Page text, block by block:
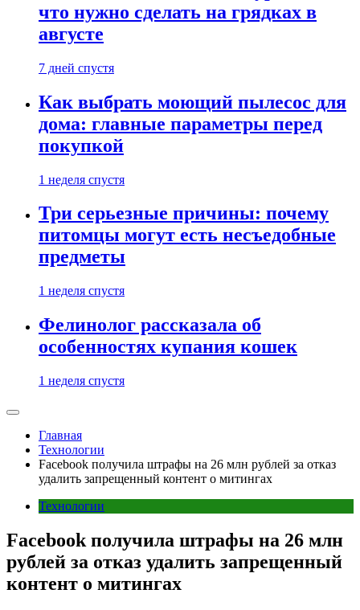
что нужно сделать на грядках в
августе
7 дней спустя
Как выбрать моющий пылесос для
дома: главные параметры перед
покупкой
1 неделя спустя
Три серьезные причины: почему
питомцы могут есть несъедобные
предметы
1 неделя спустя
Фелинолог рассказала об
особенностях купания кошек
1 неделя спустя
Главная
Технологии
Facebook получила штрафы на 26 млн рублей за отказ
удалить запрещенный контент о митингах
Технологии
Facebook получила штрафы на 26 млн
рублей за отказ удалить запрещенный
контент о митингах